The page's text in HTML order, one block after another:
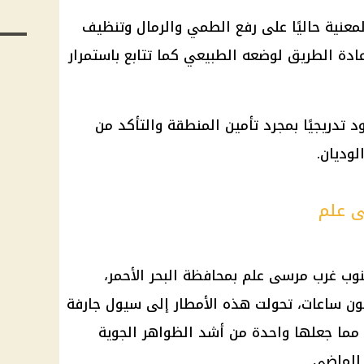
حاليًا على رفع الطمي والرمال وتنظيف
الطريق لوضعه الطبيعي كما تتابع باستمرار
بمجرد تأمين المنطقة والتأكد من
علم
غرب مرسى علم بمحافظة البحر الأحمر،
ساعات، تحولت هذه الأمطار إلى سيول جارفة
مما جعلها واحدة من أشد الظواهر الجوية